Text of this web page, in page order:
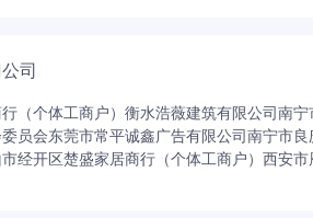
司
（个体工商户） 衡水浩薇建筑有限公司南宁
员会东莞市常平诚鑫广告有限公司南宁市良
经开区楚盛家居商行（个体工商户） 西安市